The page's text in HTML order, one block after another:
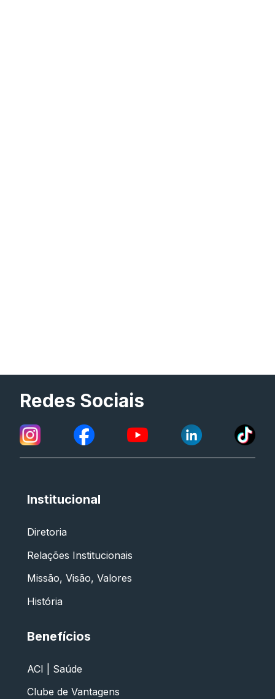
Redes Sociais
Institucional
Diretoria
Relações Institucionais
Missão, Visão, Valores
História
Benefícios
ACI | Saúde
Clube de Vantagens